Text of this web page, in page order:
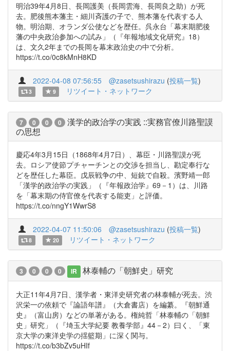
明治39年4月8日、長岡護美（長岡雲海、長岡良之助）が死
去。肥後熊本藩主・細川斉護の子で、熊本藩を代表する人
物。明治期、オランダ公使などを歴任。呉永台「幕末期肥後
藩の中央政治参加への試み」（『年報地域文化研究』18）
は、文久2年までの長岡を幕末政治史の中で分析。
https://t.co/0c8kMnH8KD
2022-04-08 07:56:55 @zasetsushirazu (投稿一覧)
3 9 リツイート・ネットワーク
7 0 0 0
漢学的政治学の実践 ::実務官僚川路聖謨
の思想
慶応4年3月15日（1868年4月7日）、幕臣・川路聖謨が死
去。ロシア使節プチャーチンとの交渉を担当し、勘定奉行な
どを歴任した幕臣。戊辰戦争の中、短銃で自殺。濱野靖一郎
「漢学的政治学の実践」（『年報政治学』69－1）は、川路
を「幕末期の侍官僚を代表する能吏」と評価。
https://t.co/nngY1WwrS8
2022-04-07 11:50:06 @zasetsushirazu (投稿一覧)
8 20 リツイート・ネットワーク
3 0 0 0 IR 林泰輔の「朝鮮史」研究
大正11年4月7日、漢学者・東洋史研究者の林泰輔が死去。渋
沢栄一の依頼で『論語年譜』（大倉書店）を編纂。『朝鮮通
史』（富山房）などの単著がある。権純哲「林泰輔の「朝鮮
史」研究」（『埼玉大学紀要 教養学部』44－2）曰く、「東
京大学の東洋史学の揺籃期」に深く関与。
https://t.co/b3bZv5uHIf